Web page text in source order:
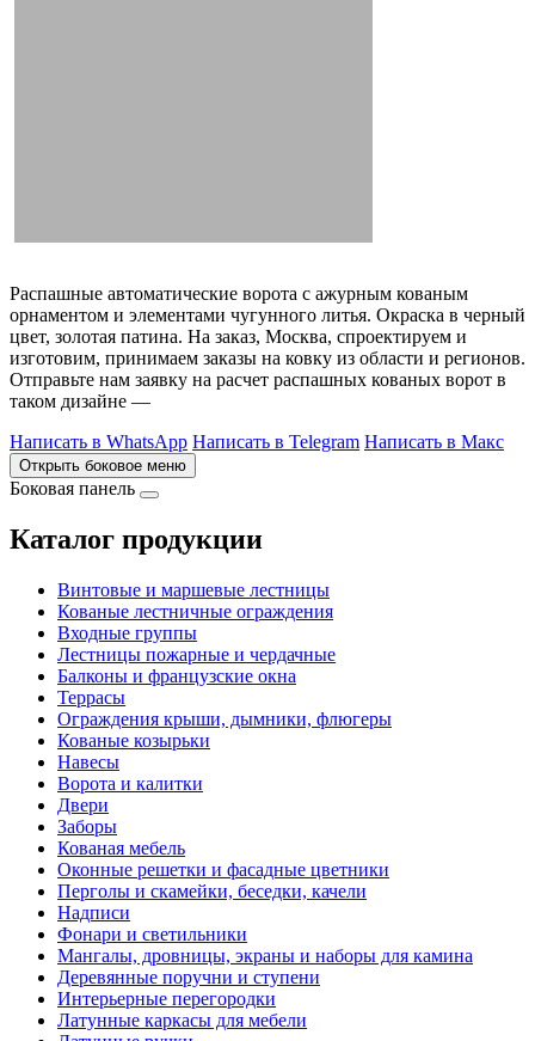
Распашные автоматические ворота с ажурным кованым
орнаментом и элементами чугунного литья. Окраска в черный
цвет, золотая патина. На заказ, Москва, спроектируем и
изготовим, принимаем заказы на ковку из области и регионов.
Отправьте нам заявку на расчет распашных кованых ворот в
таком дизайне —
Написать в WhatsApp Написать в Telegram Написать в Макс
Открыть боковое меню
Боковая панель
Каталог продукции
Винтовые и маршевые лестницы
Кованые лестничные ограждения
Входные группы
Лестницы пожарные и чердачные
Балконы и французские окна
Террасы
Ограждения крыши, дымники, флюгеры
Кованые козырьки
Навесы
Ворота и калитки
Двери
Заборы
Кованая мебель
Оконные решетки и фасадные цветники
Перголы и скамейки, беседки, качели
Надписи
Фонари и светильники
Мангалы, дровницы, экраны и наборы для камина
Деревянные поручни и ступени
Интерьерные перегородки
Латунные каркасы для мебели